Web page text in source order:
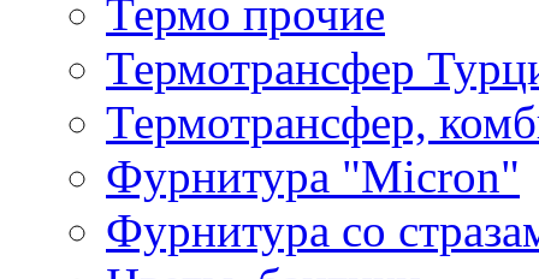
Термо прочие
Термотрансфер
Термотрансфер,
Фурнитура "Micron"
Фурнитура со